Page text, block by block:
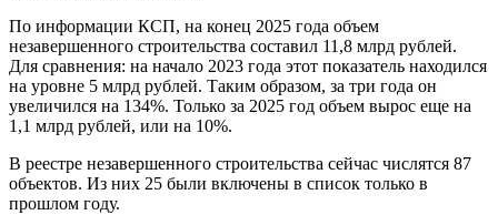
По информации КСП, на конец 2025 года объем
незавершенного строительства составил 11,8 млрд рублей.
Для сравнения: на начало 2023 года этот показатель находился
на уровне 5 млрд рублей. Таким образом, за три года он
увеличился на 134%. Только за 2025 год объем вырос еще на
1,1 млрд рублей, или на 10%.
В реестре незавершенного строительства сейчас числятся 87
объектов. Из них 25 были включены в список только в
прошлом году.